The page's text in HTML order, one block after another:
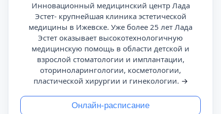
Инновационный медицинский центр Лада
Эстет- крупнейшая клиника эстетической
медицины в Ижевске. Уже более 25 лет Лада
Эстет оказывает высокотехнологичную
медицинскую помощь в области детской и
взрослой стоматологии и имплантации,
оториноларингологии, косметологии,
пластической хирургии и гинекологии. →
Онлайн-расписание